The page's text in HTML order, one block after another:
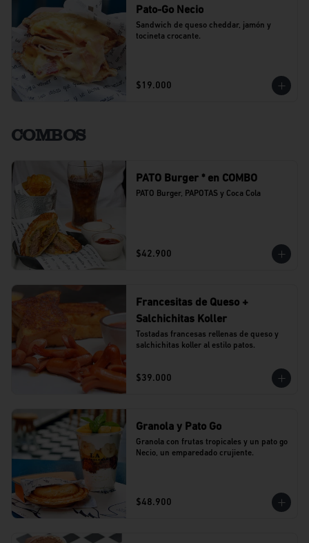
Pato-Go Necio
Sandwich de queso cheddar, jamón y
tocineta crocante.
$19.000
COMBOS
PATO Burger * en COMBO
PATO Burger, PAPOTAS y Coca Cola
$42.900
Francesitas de Queso +
Salchichitas Koller
Tostadas francesas rellenas de queso y
salchichitas koller al estilo patos.
$39.000
Granola y Pato Go
Granola con frutas tropicales y un pato go
Necio, un emparedado crujiente.
$48.900